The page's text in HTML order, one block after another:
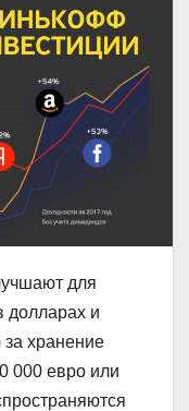
для
долларах и
хранение
000 евро или